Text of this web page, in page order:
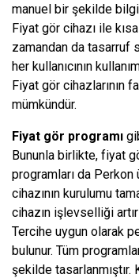
manuel bir şekilde
Fiyat gör cihazı ile
zamandan da tasarruf
her kullanıcının
Fiyat gör cihazlarının
mümkündür.
Fiyat gör programı
Bununla birlikte, fiyat
programları da
cihazının kurulumu
cihazın işlevselliği
Tercihe uygun olarak
bulunur. Tüm
şekilde tasarlanmıştır.